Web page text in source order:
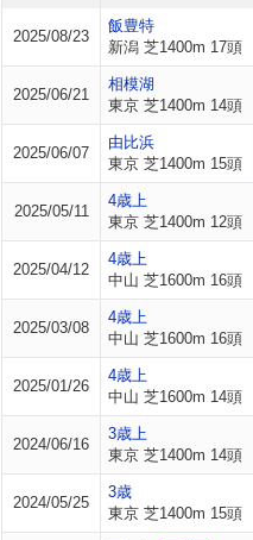
2025/08/23
飯豊特
新潟 芝1400m 17頭
2025/06/21
相模湖
東京 芝1400m 14頭
2025/06/07
由比浜
東京 芝1400m 15頭
2025/05/11
4歳上
東京 芝1400m 12頭
2025/04/12
4歳上
中山 芝1600m 16頭
2025/03/08
4歳上
中山 芝1600m 16頭
2025/01/26
4歳上
中山 芝1600m 14頭
2024/06/16
3歳上
東京 芝1400m 14頭
2024/05/25
3歳
東京 芝1400m 15頭